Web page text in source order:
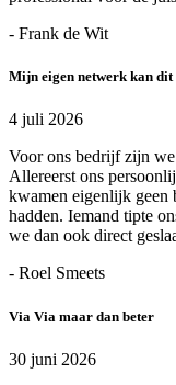
- Frank de Wit
Mijn eigen netwerk kan dit
4 juli 2026
Voor ons bedrijf zijn
Allereerst ons
kwamen eigenlijk geen
hadden. Iemand tipte
we dan ook direct
- Roel Smeets
Via Via maar dan beter
30 juni 2026